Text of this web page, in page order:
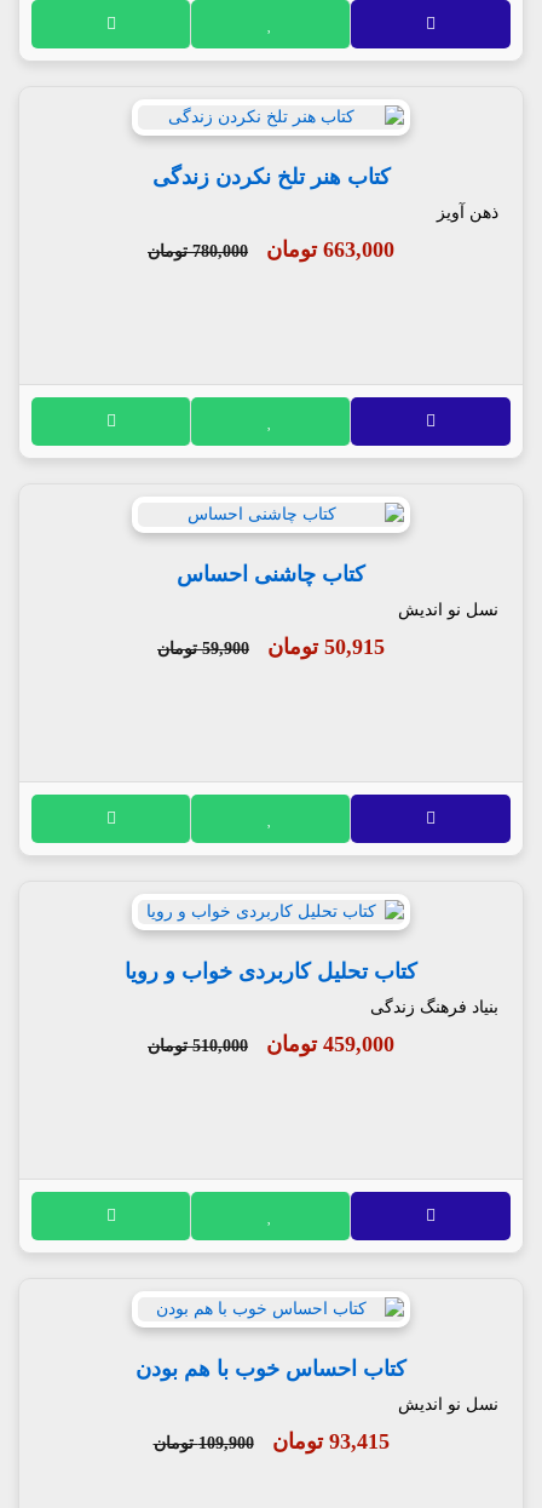
کتاب هنر تلخ نکردن زندگی
ذهن آویز
663,000 تومان 780,000 تومان
کتاب چاشنی احساس
نسل نو اندیش
50,915 تومان 59,900 تومان
کتاب تحلیل کاربردی خواب و رویا
بنیاد فرهنگ زندگی
459,000 تومان 510,000 تومان
کتاب احساس خوب با هم بودن
نسل نو اندیش
93,415 تومان 109,900 تومان